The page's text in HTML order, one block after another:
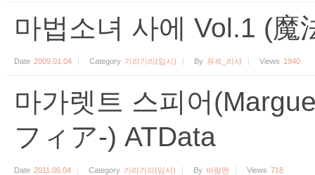
마법소녀 사에 Vol.1 (魔
Date 2009.01.04 Category 기리기리(임시) By 유르_리샤 Views 1940
마가렛트 스피어
フィア-) ATData
Date 2011.06.04 Category 기리기리(임시) By 바람맨 Views 718